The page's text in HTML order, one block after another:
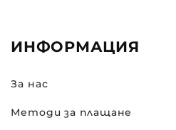
ИНФОРМАЦИЯ
За нас
Методи за плащане